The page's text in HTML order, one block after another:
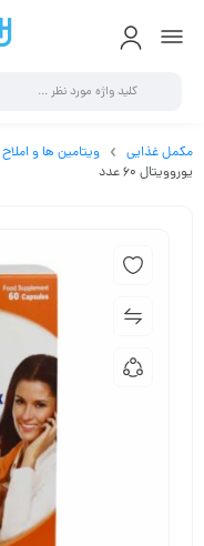
مکمل غذایی ویتامین ها و املاح
یوروویتال 60 عدد